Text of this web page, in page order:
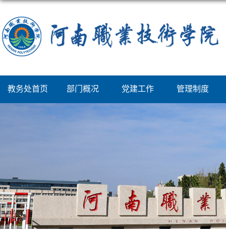
教务处首页 部门概况 党建工作 管理制度